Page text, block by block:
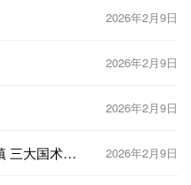
2026年2月9日
2026年2月9日
2026年2月9日
三大国术主
2026年2月9日